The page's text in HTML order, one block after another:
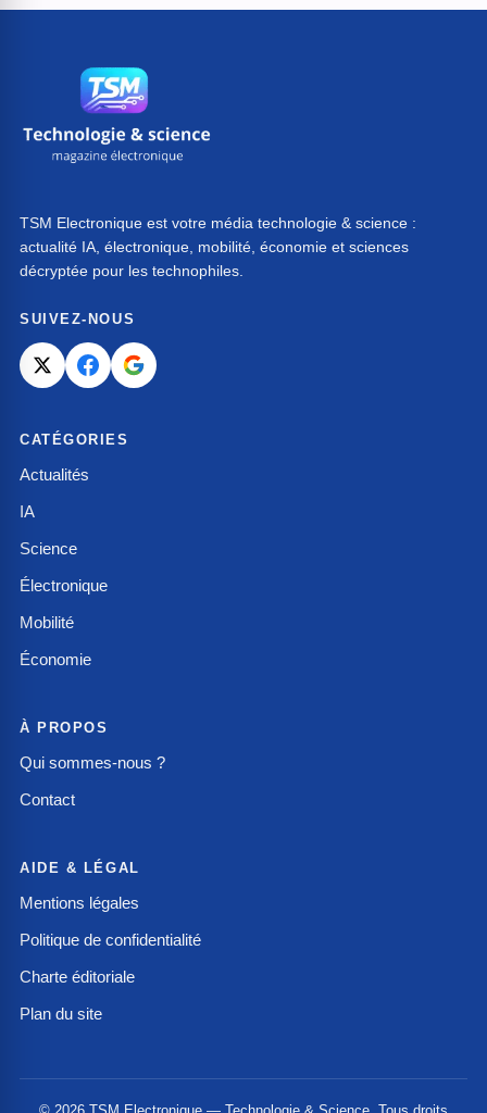
TSM Electronique est votre média technologie & science :
actualité IA, électronique, mobilité, économie et sciences
décryptée pour les technophiles.
SUIVEZ-NOUS
CATÉGORIES
Actualités
IA
Science
Électronique
Mobilité
Économie
À PROPOS
Qui sommes-nous ?
Contact
AIDE & LÉGAL
Mentions légales
Politique de confidentialité
Charte éditoriale
Plan du site